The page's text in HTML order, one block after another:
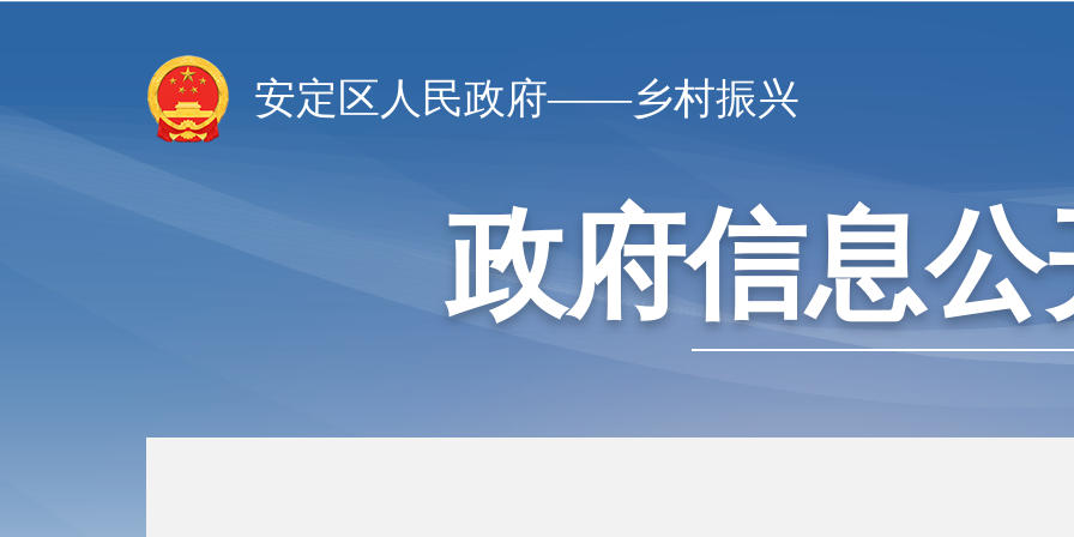
安定区人民政府——乡村振兴
政府信息公